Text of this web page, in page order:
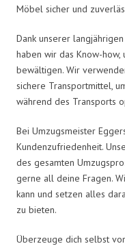
Möbel sicher und
Dank unserer
haben wir das Know-how,
bewältigen. Wir
sichere Transportmittel,
während des Transports
Bei Umzugsmeister
Kundenzufriedenheit.
des gesamten
gerne all deine Fragen.
kann und setzen alles
zu bieten.
Überzeuge dich selbst